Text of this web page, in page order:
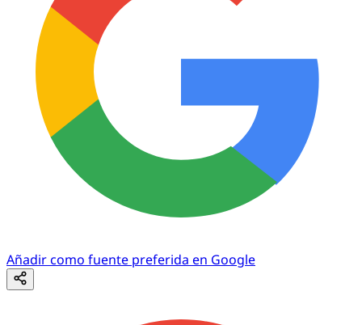
Añadir como fuente preferida en Google